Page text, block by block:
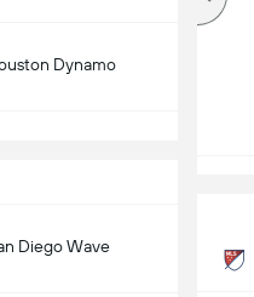
Dynamo
Diego Wave